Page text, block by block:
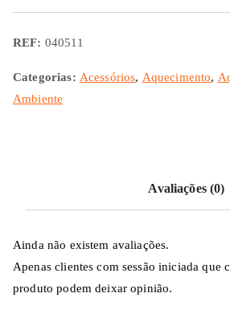
REF: 040511
Categorias: Acessórios, Aquecimento,
Ambiente
Avaliações (0)
Ainda não existem avaliações.
Apenas clientes com sessão iniciada que
produto podem deixar opinião.